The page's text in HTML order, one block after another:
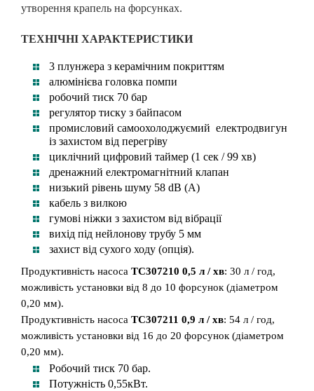
утворення крапель на форсунках.
ТЕХНІЧНІ ХАРАКТЕРИСТИКИ
3 плунжера з керамічним покриттям
алюмінієва головка помпи
робочий тиск 70 бар
регулятор тиску з байпасом
промисловий самоохолоджуємий електродвигун
із захистом від перегріву
циклічний цифровий таймер (1 сек / 99 хв)
дренажний електромагнітний клапан
низький рівень шуму 58 dB (А)
кабель з вилкою
гумові ніжки з захистом від вібрації
вихід під нейлонову трубу 5 мм
захист від сухого ходу (опція).
Продуктивність насоса TC307210 0,5 л / хв: 30 л / год,
можливість установки від 8 до 10 форсунок (діаметром
0,20 мм).
Продуктивність насоса TC307211 0,9 л / хв: 54 л / год,
можливість установки від 16 до 20 форсунок (діаметром
0,20 мм).
Робочий тиск 70 бар.
Потужність 0,55кВт.